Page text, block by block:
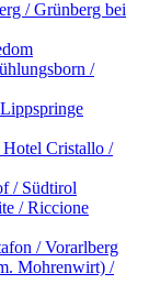
Grünberg bei
/
Cristallo /
Südtirol
Riccione
/ Vorarlberg
/